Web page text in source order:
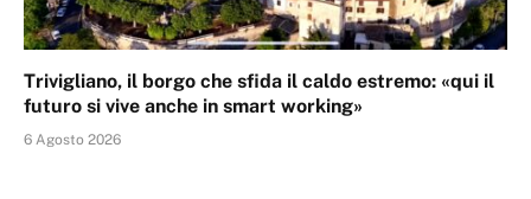
Trivigliano, il borgo che sfida il caldo estremo: «qui il
futuro si vive anche in smart working»
6 Agosto 2026